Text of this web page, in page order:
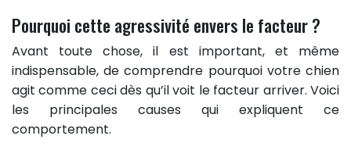
Pourquoi cette agressivité envers le facteur ?
Avant toute chose, il est important, et même
indispensable, de comprendre pourquoi votre chien
agit comme ceci dès qu’il voit le facteur arriver. Voici
les principales causes qui expliquent ce
comportement.